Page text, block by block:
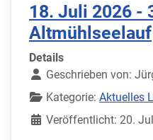
18. Juli 2026 -
Altmühlseelauf
Details
Geschrieben von:
Kategorie: Aktuelles
Veröffentlicht: 20.